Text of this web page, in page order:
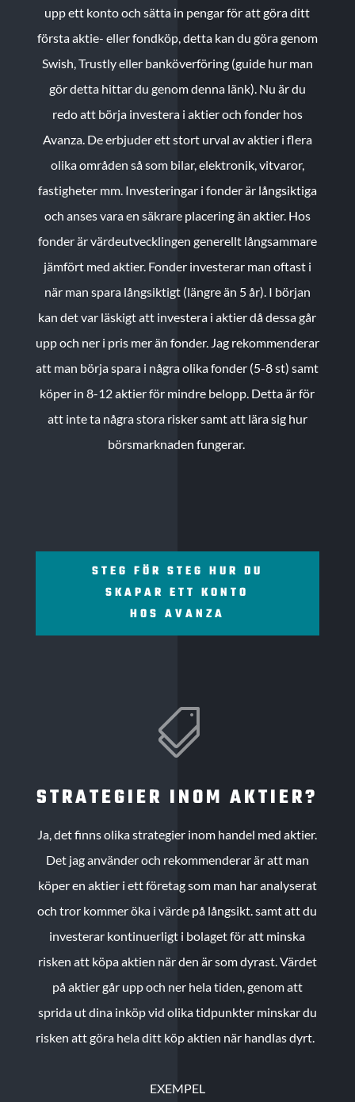
upp ett konto och sätta in pengar för att göra ditt
första aktie- eller fondköp, detta kan du göra genom
Swish, Trustly eller banköverföring (guide hur man
gör detta hittar du genom denna länk). Nu är du
redo att börja investera i aktier och fonder hos
Avanza. De erbjuder ett stort urval av aktier i flera
olika områden så som bilar, elektronik, vitvaror,
fastigheter mm. Investeringar i fonder är långsiktiga
och anses vara en säkrare placering än aktier. Hos
fonder är värdeutvecklingen generellt långsammare
jämfört med aktier. Fonder investerar man oftast i
när man spara långsiktigt (längre än 5 år). I början
kan det var läskigt att investera i aktier då dessa går
upp och ner i pris mer än fonder. Jag rekommenderar
att man börja spara i några olika fonder (5-8 st) samt
köper in 8-12 aktier för mindre belopp. Detta är för
att inte ta några stora risker samt att lära sig hur
börsmarknaden fungerar.
STEG FÖR STEG HUR DU
SKAPAR ETT KONTO
HOS AVANZA

STRATEGIER INOM AKTIER?
Ja, det finns olika strategier inom handel med aktier.
Det jag använder och rekommenderar är att man
köper en aktier i ett företag som man har analyserat
och tror kommer öka i värde på långsikt. samt att du
investerar kontinuerligt i bolaget för att minska
risken att köpa aktien när den är som dyrast. Värdet
på aktier går upp och ner hela tiden, genom att
sprida ut dina inköp vid olika tidpunkter minskar du
risken att göra hela ditt köp aktien när handlas dyrt.
EXEMPEL